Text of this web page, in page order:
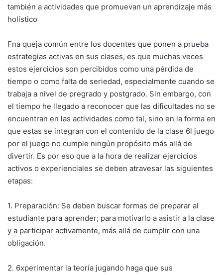
también a actividades que promuevan un aprendizaje más
holístico
Fna queja común entre los docentes que ponen a prueba
estrategias activas en sus clases, es que muchas veces
estos ejercicios son percibidos como una pérdida de
tiempo o como falta de seriedad, especialmente cuando se
trabaja a nivel de pregrado y postgrado. Sin embargo, con
el tiempo he llegado a reconocer que las dificultades no se
encuentran en las actividades como tal, sino en la forma en
que estas se integran con el contenido de la clase 6l juego
por el juego no cumple ningún propósito más allá de
divertir. Es por eso que a la hora de realizar ejercicios
activos o experienciales se deben atravesar las siguientes
etapas:
1. Preparación: Se deben buscar formas de preparar al
estudiante para aprender; para motivarlo a asistir a la clase
y a participar activamente, más allá de cumplir con una
obligación.
2. 6xperimentar la teoría jugando haga que sus